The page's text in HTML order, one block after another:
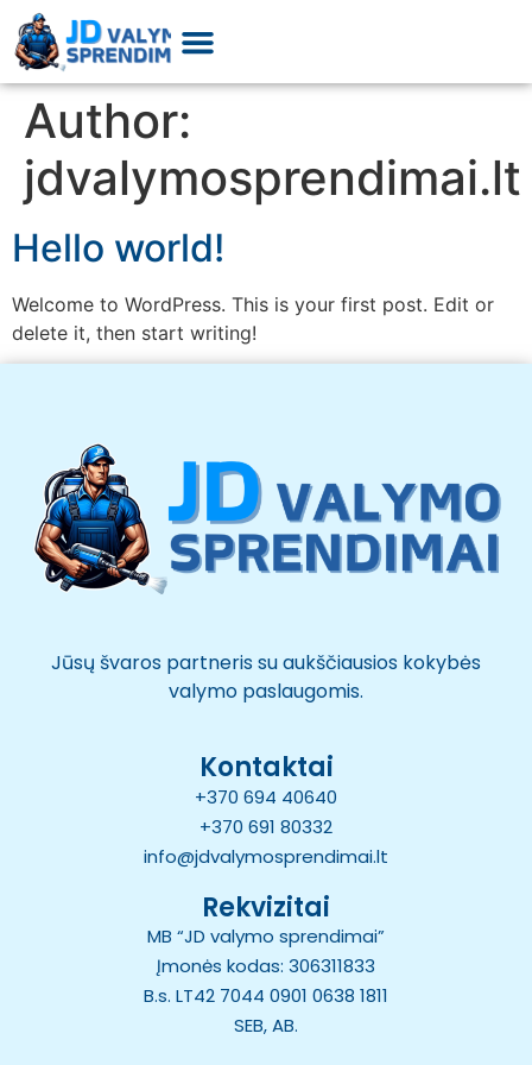
Author:
jdvalymosprendimai.lt
Hello world!
Welcome to WordPress. This is your first post. Edit or
delete it, then start writing!
Jūsų švaros partneris su aukščiausios kokybės
valymo paslaugomis.
Kontaktai
+370 694 40640
+370 691 80332
info@jdvalymosprendimai.lt
Rekvizitai
MB “JD valymo sprendimai”
Įmonės kodas: 306311833
B.s. LT42 7044 0901 0638 1811
SEB, AB.